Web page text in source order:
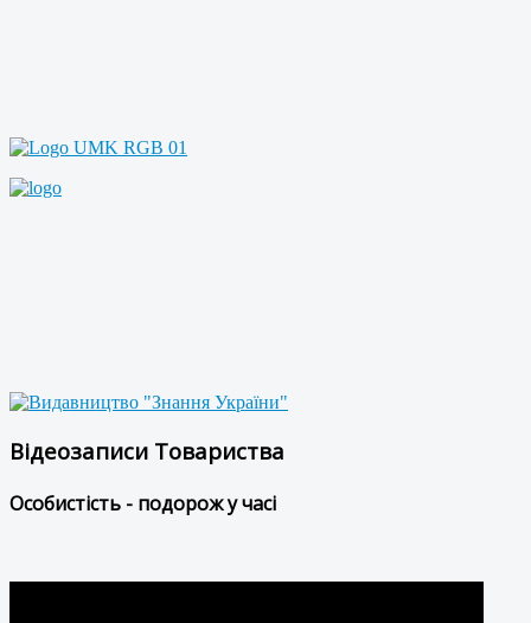
Відеозаписи Товариства
Особистість - подорож у часі